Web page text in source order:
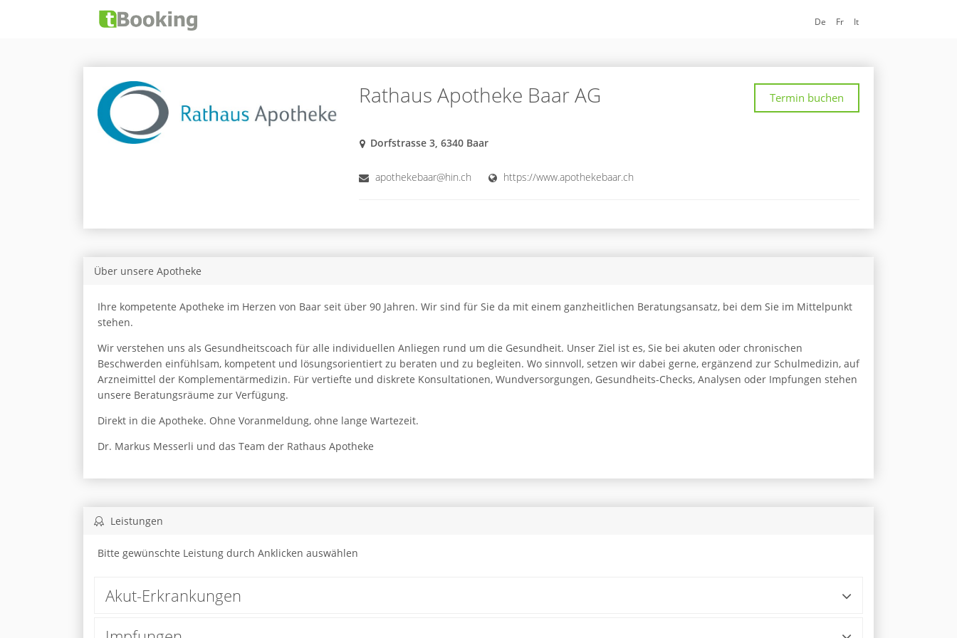
De Fr It
Rathaus Apotheke Baar AG Termin buchen
Dorfstrasse 3, 6340 Baar
apothekebaar@hin.ch https://www.apothekebaar.ch
Über unsere Apotheke
Ihre kompetente Apotheke im Herzen von Baar seit über 90 Jahren. Wir sind für Sie da mit einem ganzheitlichen Beratungsansatz, bei dem Sie im Mittelpunkt
stehen.
Wir verstehen uns als Gesundheitscoach für alle individuellen Anliegen rund um die Gesundheit. Unser Ziel ist es, Sie bei akuten oder chronischen
Beschwerden einfühlsam, kompetent und lösungsorientiert zu beraten und zu begleiten. Wo sinnvoll, setzen wir dabei gerne, ergänzend zur Schulmedizin, auf
Arzneimittel der Komplementärmedizin. Für vertiefte und diskrete Konsultationen, Wundversorgungen, Gesundheits-Checks, Analysen oder Impfungen stehen
unsere Beratungsräume zur Verfügung.
Direkt in die Apotheke. Ohne Voranmeldung, ohne lange Wartezeit.
Dr. Markus Messerli und das Team der Rathaus Apotheke
Leistungen
Bitte gewünschte Leistung durch Anklicken auswählen
Akut-Erkrankungen